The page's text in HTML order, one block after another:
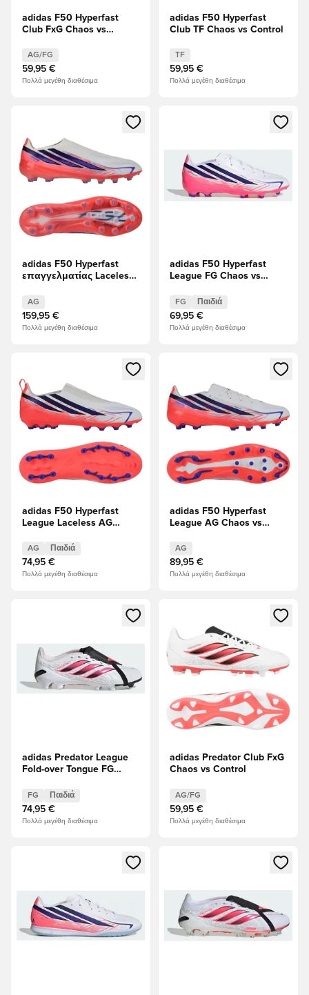
adidas F50 Hyperfast
Club FxG Chaos vs
AG/FG
59,95 €
Πολλά μεγέθη διαθέσιμα
adidas F50 Hyperfast
Club TF Chaos vs Control
TF
59,95 €
Πολλά μεγέθη διαθέσιμα
Ανοίγει ένα Modal για να συνδεθείτε ή να εγγραφείτε ως
adidas F50 Hyperfast
επαγγελματίας Laceless
AG
159,95 €
Πολλά μεγέθη διαθέσιμα
Ανοίγει ένα Modal για να
adidas F50 Hyperfast
League FG Chaos vs
FG Παιδιά
69,95 €
Πολλά μεγέθη διαθέσιμα
Ανοίγει ένα Modal για να συνδεθείτε ή να εγγραφείτε ως
adidas F50 Hyperfast
League Laceless AG
AG Παιδιά
74,95 €
Πολλά μεγέθη διαθέσιμα
Ανοίγει ένα Modal για να
adidas F50 Hyperfast
League AG Chaos vs
AG
89,95 €
Πολλά μεγέθη διαθέσιμα
Ανοίγει ένα Modal για να συνδεθείτε ή να εγγραφείτε ως
adidas Predator League
Fold-over Tongue FG
FG Παιδιά
74,95 €
Πολλά μεγέθη διαθέσιμα
Ανοίγει ένα Modal για να
adidas Predator Club FxG
Chaos vs Control
AG/FG
59,95 €
Πολλά μεγέθη διαθέσιμα
Ανοίγει ένα Modal για να συνδεθείτε ή να εγγραφείτε ως
Ανοίγει ένα Modal για να